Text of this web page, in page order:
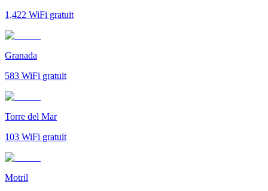
1,422 WiFi gratuit
Granada
583 WiFi gratuit
Torre del Mar
103 WiFi gratuit
Motril